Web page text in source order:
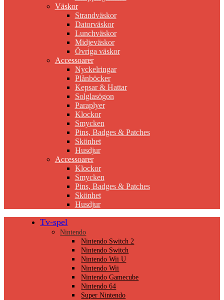
Väskor
Strandväskor
Datorväskor
Lunchväskor
Midjeväskor
Övriga väskor
Accessoarer
Nyckelringar
Plånböcker
Kepsar & Hattar
Solglasögon
Paraplyer
Klockor
Smycken
Pins, Badges & Patches
Skönhet
Husdjur
Accessoarer
Klockor
Smycken
Pins, Badges & Patches
Skönhet
Husdjur
Tv-spel
Nintendo
Nintendo Switch 2
Nintendo Switch
Nintendo Wii U
Nintendo Wii
Nintendo Gamecube
Nintendo 64
Super Nintendo